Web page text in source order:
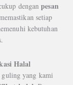
denganpesan
setiap
kebutuhan
Halal
yang kami